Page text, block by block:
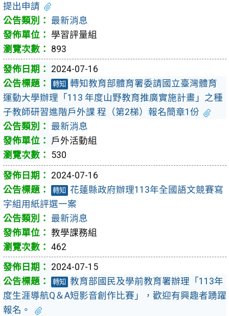
提出申請
最新消息
學習評量組
893
2024-07-16
轉知
轉知教育部體育署委請國立臺灣體育
運動大學辦理「113 年度山野教育推廣實施計畫」之種
子教師研習進階戶外課 程（第2梯）報名簡章1份
最新消息
戶外活動組
530
2024-07-16
轉知
花蓮縣政府辦理113年全國語文競賽寫
字組用紙評選一案
最新消息
教學課務組
462
2024-07-15
轉知
教育部國民及學前教育署辦理「113年
度生涯導航Q＆A短影音創作比賽」，歡迎有興趣者踴躍
報名。